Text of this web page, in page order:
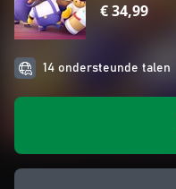
€ 34,99
14 ondersteunde talen